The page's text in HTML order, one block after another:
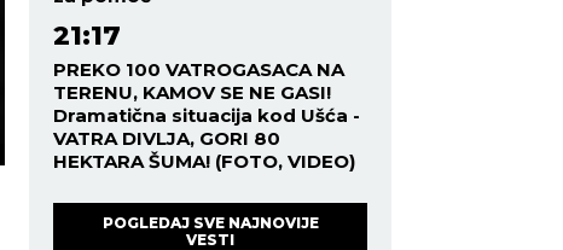
21:17
PREKO 100 VATROGASACA NA
TERENU, KAMOV SE NE GASI!
Dramatična situacija kod Ušća -
VATRA DIVLJA, GORI 80
HEKTARA ŠUMA! (FOTO, VIDEO)
POGLEDAJ SVE NAJNOVIJE
VESTI